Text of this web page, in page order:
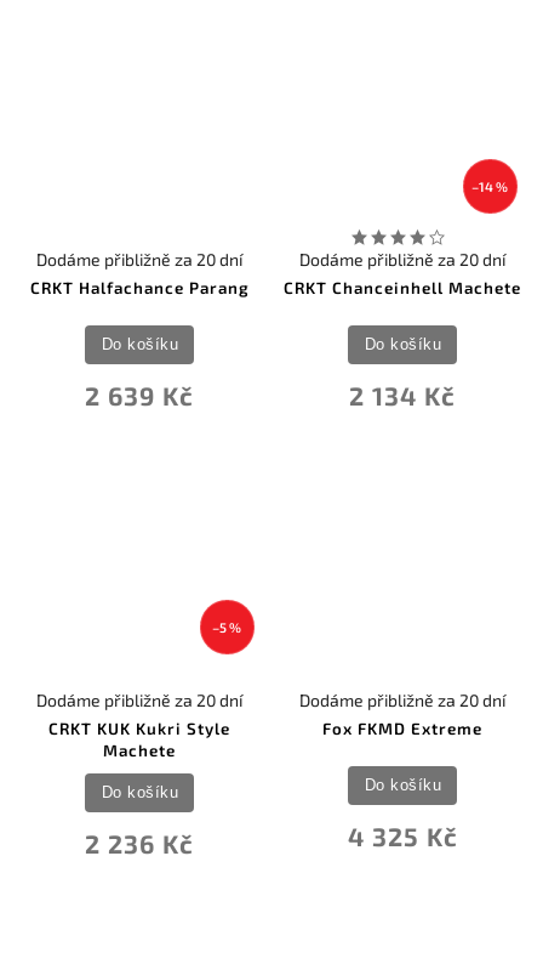
CRKT Halfachance Parang
Dodáme přibližně za 20 dní
2 639 Kč
Do košíku
–14 %
CRKT Chanceinhell Machete
Dodáme přibližně za 20 dní
2 134 Kč
Do košíku
–5 %
CRKT KUK Kukri Style
Machete
Dodáme přibližně za 20 dní
2 236 Kč
Do košíku
Fox FKMD Extreme
Dodáme přibližně za 20 dní
4 325 Kč
Do košíku